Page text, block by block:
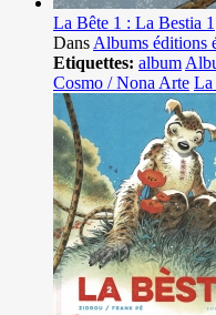
La Bête 1 : La Bestia 1
DansAlbums éditions
Etiquettes: album
Cosmo / Nona Arte La